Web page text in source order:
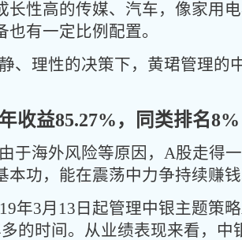
长性高的传媒、汽车，像家用
也有一定比例配置。
、理性的决策下，黄珺管理的
收益85.27%，同类排名8%
于海外风险等原因，A股走得
本功，能在震荡中力争持续赚
年3月13日起管理中银主题策
的时间。从业绩表现来看，中